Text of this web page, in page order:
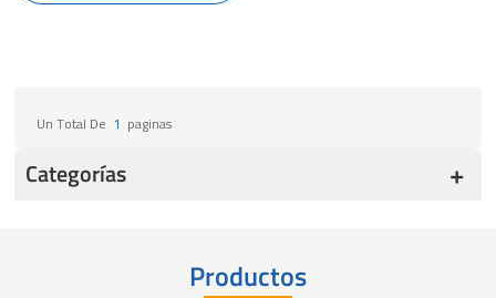
Un Total De 1 Paginas
Categorías
Productos